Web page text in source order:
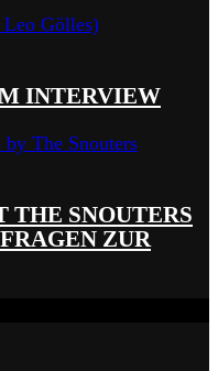
INTERVIEW
SNOUTERS
ZUR